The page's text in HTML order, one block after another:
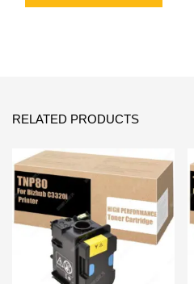
RELATED PRODUCTS